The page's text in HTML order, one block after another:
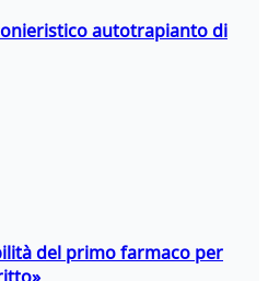
autotrapianto di
del primo farmaco per